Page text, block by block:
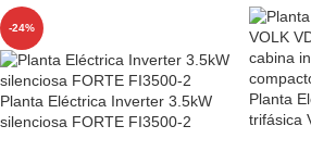
-24%
Planta Eléctrica Inverter 3.5kW
silenciosa FORTE FI3500-2
Planta
trifásica